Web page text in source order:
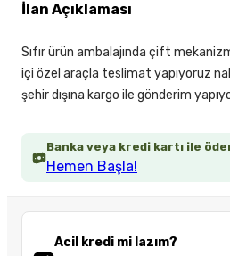
Banka veya kredi kartı ile
Hemen Başla!
Acil kredi mi lazım?
İlan Açıklaması
Sıfır ürün ambalajında çift
içi özel araçla teslimat yapıyoruz
şehir dışına kargo ile gönderim